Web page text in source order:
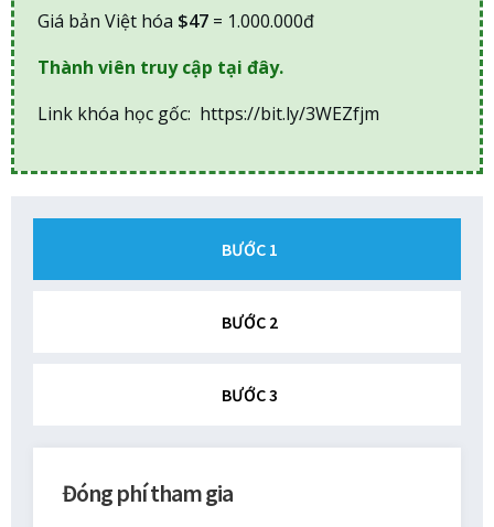
Giá bản Việt hóa $47 = 1.000.000đ
Thành viên truy cập tại đây.
Link khóa học gốc: https://bit.ly/3WEZfjm
BƯỚC 1
BƯỚC 2
BƯỚC 3
Đóng phí tham gia